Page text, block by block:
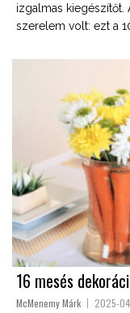
izgalmas kiegészítőt.
szerelem volt: ezt a
16 mesés
McMenemy Márk 2025-